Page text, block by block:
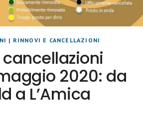
| RINNOVI E CANCELLAZIONI
cancellazioni
2020: da
a L’Amica